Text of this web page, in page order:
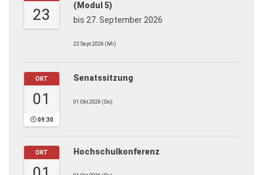
23
(Modul 5)
bis 27. September 2026
23.Sept.2026 (Mi)
OKT
01
09:30
Senatssitzung
01.Okt.2026 (Do)
OKT Hochschulkonferenz